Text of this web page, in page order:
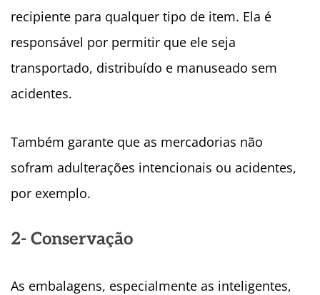
recipiente para qualquer tipo de item. Ela é
responsável por permitir que ele seja
transportado, distribuído e manuseado sem
acidentes.
Também garante que as mercadorias não
sofram adulterações intencionais ou acidentes,
por exemplo.
2- Conservação
As embalagens, especialmente as inteligentes,